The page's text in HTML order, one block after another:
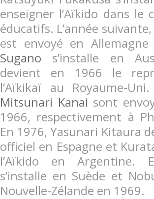
enseigner l’Aïkido dans le
éducatifs. L’année
est envoyé en
Sugano s’installe en
devient en 1966 le
l’Aïkikaï au Royaume-
Mitsunari Kanai sont
1966, respectivement à
En 1976, Yasunari Kitaura
officiel en Espagne et
l’Aïkido en Argentine.
s’installe en Suède et
Nouvelle-Zélande en 1969.